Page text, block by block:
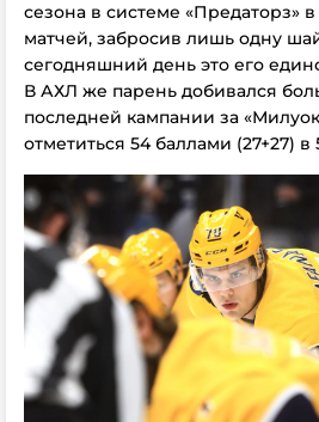
сезона в системе «Предаторз»
матчей, забросив лишь одну
сегодняшний день это его
В АХЛ же парень добивался
последней кампании за
отметиться 54 баллами (27+27) в